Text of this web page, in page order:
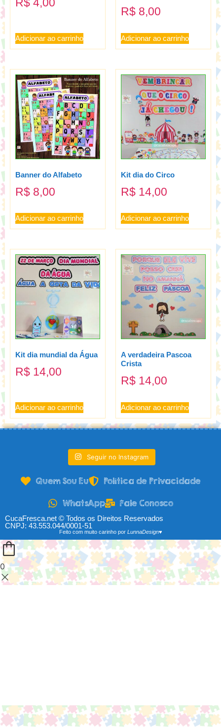
Adicionar ao carrinho
R$ 8,00
Adicionar ao carrinho
Banner do Alfabeto
R$ 8,00
Adicionar ao carrinho
Kit dia do Circo
R$ 14,00
Adicionar ao carrinho
Kit dia mundial da Água
R$ 14,00
Adicionar ao carrinho
A verdadeira Pascoa
Crista
R$ 14,00
Adicionar ao carrinho
Seguir no Instagram
Quem Sou Eu Política de Privacidade
WhatsApp Fale Conosco
CucaFresca.net © Todos os Direitos Reservados
CNPJ: 43.553.044/0001-51
Feito com muito carinho por LunnaDesign♥
0